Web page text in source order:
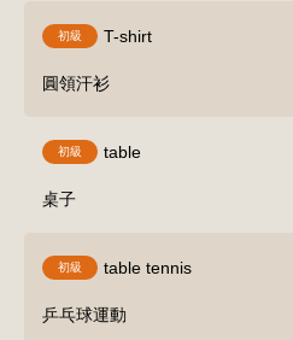
初級 T-shirt
圓領汗衫
初級 table
桌子
初級 table tennis
乒乓球運動